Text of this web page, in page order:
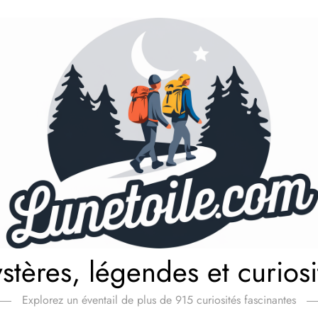
légendes et
Explorez un éventail de plus de 915 curiosités fascinantes